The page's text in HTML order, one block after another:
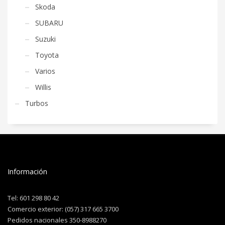
Skoda
SUBARU
Suzuki
Toyota
Varios
Willis
Turbos
Información
Tel: 601 298 80 42
Comercio exterior: (057) 317 665 3700
Pedidos nacionales 350-8988270